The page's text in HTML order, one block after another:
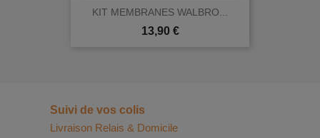
KIT MEMBRANES WALBRO...
Prix
13,90 €
Suivi de vos colis
Livraison Relais & Domicile